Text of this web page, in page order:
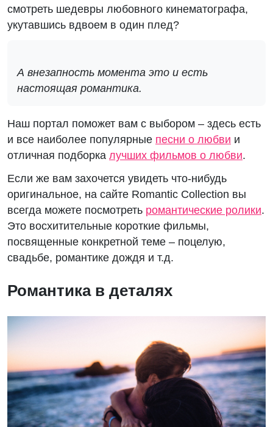
смотреть шедевры любовного кинематографа,
укутавшись вдвоем в один плед?
А внезапность момента это и есть
настоящая романтика.
Наш портал поможет вам с выбором – здесь есть
и все наиболее популярные песни о любви и
отличная подборка лучших фильмов о любви.
Если же вам захочется увидеть что-нибудь
оригинальное, на сайте Romantic Collection вы
всегда можете посмотреть романтические ролики.
Это восхитительные короткие фильмы,
посвященные конкретной теме – поцелую,
свадьбе, романтике дождя и т.д.
Романтика в деталях